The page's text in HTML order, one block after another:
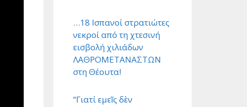
…18 Ισπανοί στρατιώτες
νεκροί από τη χτεσινή
εισβολή χιλιάδων
ΛΑΘΡΟΜΕΤΑΝΑΣΤΩΝ
στη Θέουτα!
“Γιατί εμεῖς δὲν